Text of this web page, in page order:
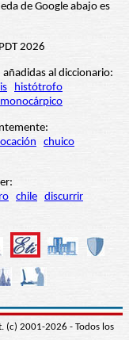
de Google abajo es
2026
al diccionario:
histótrofo
monocárpico
chuico
chile discurrir
(c) 2001-2026 - Todos los